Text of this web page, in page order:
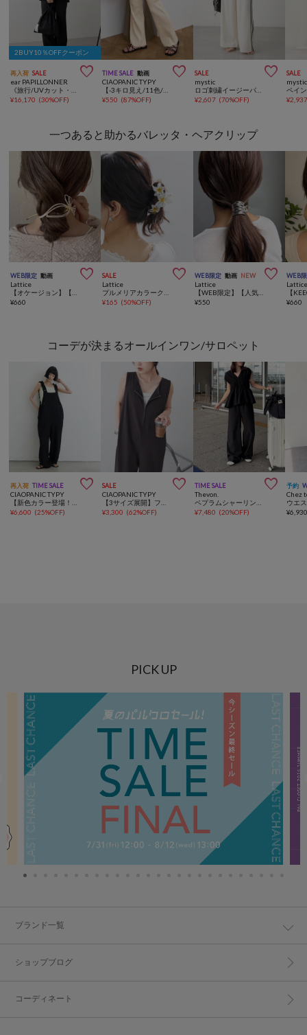
2BUY10％OFFクーポン
再入荷 SALE 
ear PAPILLONNER
《旅行/UVカット・速乾/リラックス》トラベル3点セット【SUM1 STYLE(スミスタイル)】
¥16,170 (30%OFF)
TIME SALE 動画 
CIAOPANIC TYPY
【-3キロ見え/11色/低身長・高身長対応】すっきりシルエットリブパンツ
¥550 (87%OFF)
SALE 
mystic
ロゴ刺繍イージーパンツ
¥2,607 (70%OFF)
SALE
mystic
¥
一つあると助かるバレッタ・ヘアクリップ
WEB限定 動画 
Lattice
¥660
SALE 
Lattice
¥165 (50%OFF)
WEB限定 動画 NEW 
Lattice
【WEB限定】【人気の為再入荷】メタルテールクリップ
¥550
WEB
¥660
コーデが決まるオールインワン/サロペット
再入荷 TIME SALE 
CIAOPANIC TYPY
¥6,600 (25%OFF)
SALE 
CIAOPANIC TYPY
¥3,300 (62%OFF)
TIME SALE 
Thevon.
¥7,480 (20%OFF)
予約
Chez
¥
PICK UP
ブランド一覧
ショップブログ
コーディネート